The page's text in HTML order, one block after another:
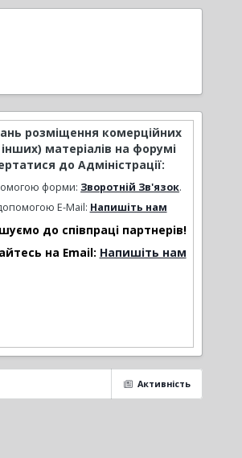
розміщення комерційних
матеріалів на форумі
до Адміністрації:
форми: Зворотній Зв'язок.
E-Mail: Напишіть нам
до співпраці партнерів!
на Email: Напишіть нам
Активність